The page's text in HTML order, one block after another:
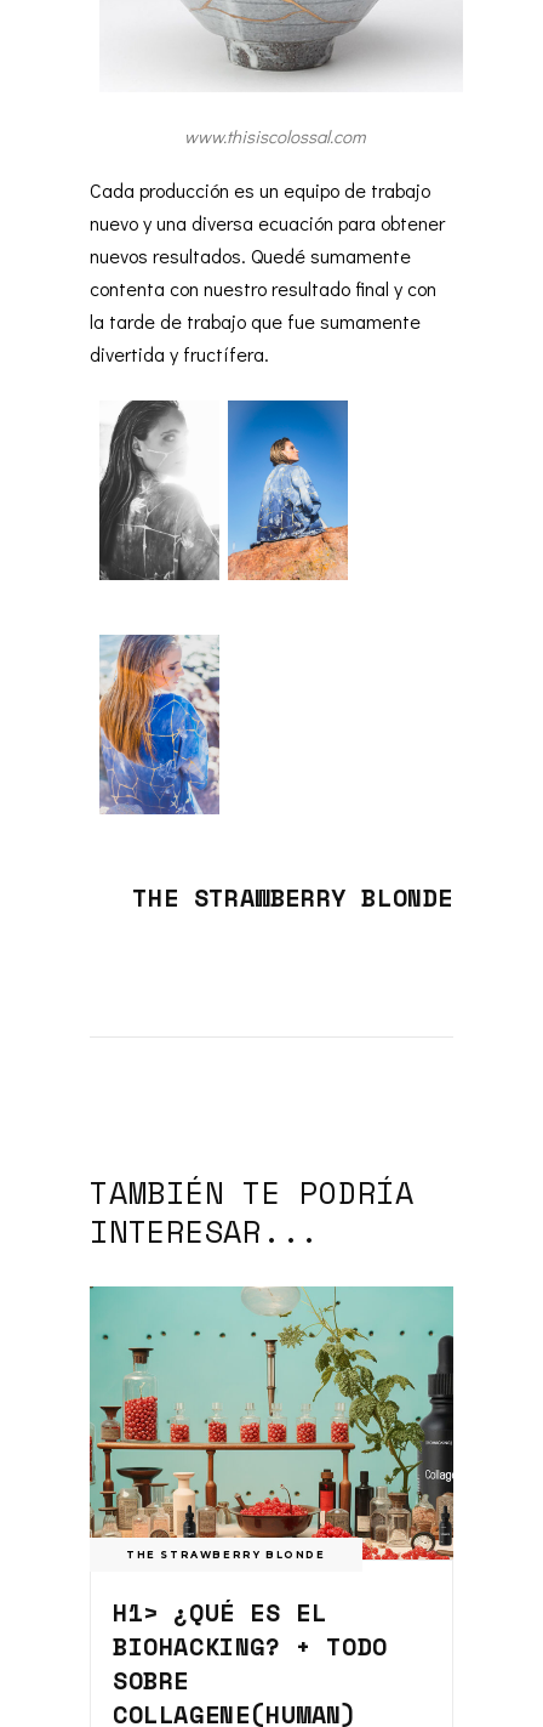
www.thisiscolossal.com
Cada producción es un equipo de trabajo
nuevo y una diversa ecuación para obtener
nuevos resultados. Quedé sumamente
contenta con nuestro resultado final y con
la tarde de trabajo que fue sumamente
divertida y fructífera.
THE STRAWBERRY BLONDE
TAMBIÉN TE PODRÍA
INTERESAR...
THE STRAWBERRY BLONDE
H1> ¿QUÉ ES EL
BIOHACKING? + TODO
SOBRE
COLLAGENE(HUMAN)